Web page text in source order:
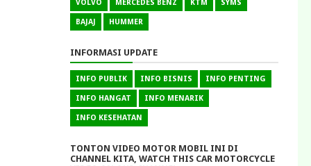
VOLVO MERCEDES BENZ KTM SYMS
BAJAJ HUMMER
INFORMASI UPDATE
INFO PUBLIK INFO BISNIS INFO PENTING
INFO HANGAT INFO MENARIK
INFO KESEHATAN
TONTON VIDEO MOTOR MOBIL INI DI
CHANNEL KITA, WATCH THIS CAR MOTORCYCLE